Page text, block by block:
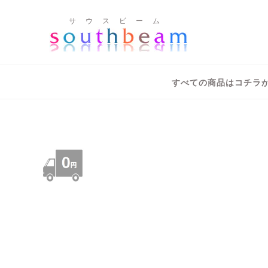
サ ウ ス ビ ー ム
すべての商品はコチラ